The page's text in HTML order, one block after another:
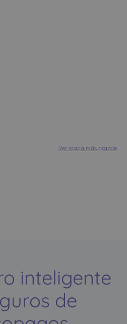
Ver mapa más grande
inteligente
de